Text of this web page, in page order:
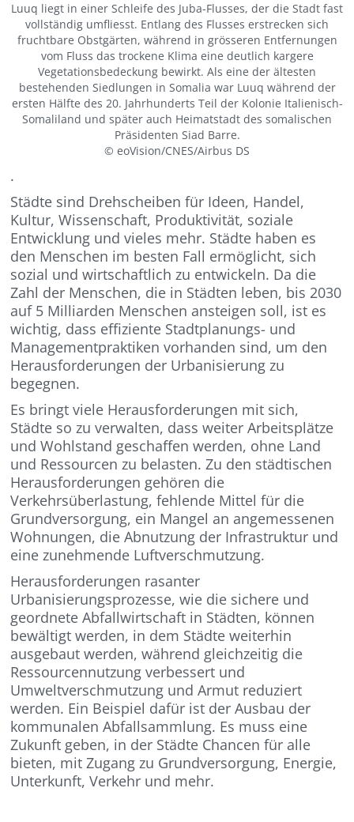
Luuq liegt in einer Schleife des Juba-Flusses, der die Stadt fast
vollständig umfliesst. Entlang des Flusses erstrecken sich
fruchtbare Obstgärten, während in grösseren Entfernungen
vom Fluss das trockene Klima eine deutlich kargere
Vegetationsbedeckung bewirkt. Als eine der ältesten
bestehenden Siedlungen in Somalia war Luuq während der
ersten Hälfte des 20. Jahrhunderts Teil der Kolonie Italienisch-
Somaliland und später auch Heimatstadt des somalischen
Präsidenten Siad Barre.
© eoVision/CNES/Airbus DS
.
Städte sind Drehscheiben für Ideen, Handel,
Kultur, Wissenschaft, Produktivität, soziale
Entwicklung und vieles mehr. Städte haben es
den Menschen im besten Fall ermöglicht, sich
sozial und wirtschaftlich zu entwickeln. Da die
Zahl der Menschen, die in Städten leben, bis 2030
auf 5 Milliarden Menschen ansteigen soll, ist es
wichtig, dass effiziente Stadtplanungs- und
Managementpraktiken vorhanden sind, um den
Herausforderungen der Urbanisierung zu
begegnen.
Es bringt viele Herausforderungen mit sich,
Städte so zu verwalten, dass weiter Arbeitsplätze
und Wohlstand geschaffen werden, ohne Land
und Ressourcen zu belasten. Zu den städtischen
Herausforderungen gehören die
Verkehrsüberlastung, fehlende Mittel für die
Grundversorgung, ein Mangel an angemessenen
Wohnungen, die Abnutzung der Infrastruktur und
eine zunehmende Luftverschmutzung.
Herausforderungen rasanter
Urbanisierungsprozesse, wie die sichere und
geordnete Abfallwirtschaft in Städten, können
bewältigt werden, in dem Städte weiterhin
ausgebaut werden, während gleichzeitig die
Ressourcennutzung verbessert und
Umweltverschmutzung und Armut reduziert
werden. Ein Beispiel dafür ist der Ausbau der
kommunalen Abfallsammlung. Es muss eine
Zukunft geben, in der Städte Chancen für alle
bieten, mit Zugang zu Grundversorgung, Energie,
Unterkunft, Verkehr und mehr.